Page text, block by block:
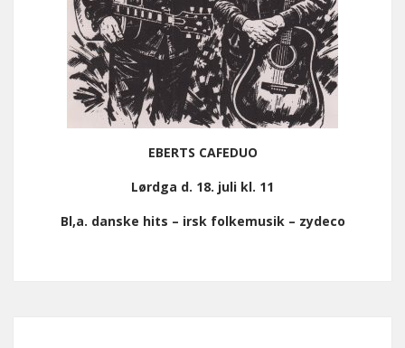
EBERTS CAFEDUO
Lørdga d. 18. juli kl. 11
Bl,a. danske hits – irsk folkemusik – zydeco